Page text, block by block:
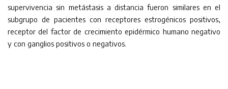
supervivencia sin metástasis a distancia fueron similares en el
subgrupo de pacientes con receptores estrogénicos positivos,
receptor del factor de crecimiento epidérmico humano negativo
y con ganglios positivos o negativos.